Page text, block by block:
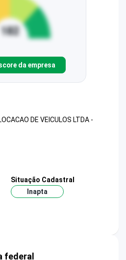
da empresa
DE VEICULOS LTDA -
Situação Cadastral
Inapta
federal